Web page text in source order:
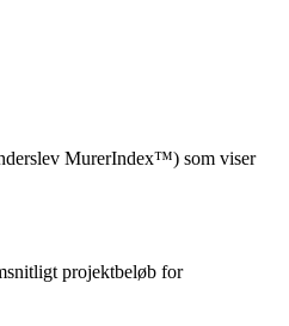
MurerIndex™) som viser
projektbeløb for